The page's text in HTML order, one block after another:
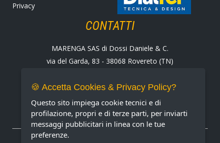
Privacy
CONTATTI
MARENGA SAS di Dossi Daniele & C.
via del Garda, 83 - 38068 Rovereto (TN)
Fax +39 0464 430938
E-mail: marenga@marenga.it
Partita IVA IT02232370227
METODI DI PAGAMENTO ACCETTATI
🍪 Accetta Cookies & Privacy Policy?
Questo sito impiega cookie tecnici e di
profilazione, propri e di terze parti, per inviarti
messaggi pubblicitari in linea con le tue
preferenze.